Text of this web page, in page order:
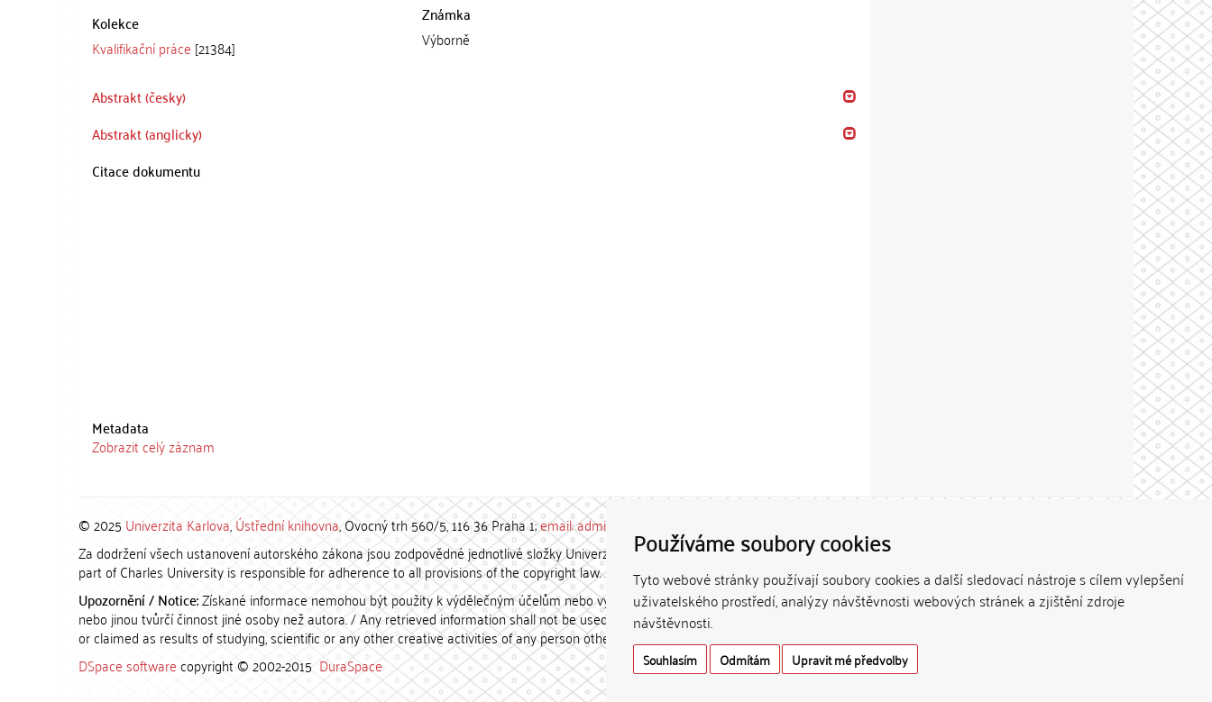
Používáme soubory cookies
Tyto webové stránky používají soubory cookies a další sledovací nástroje s cílem vylepšení
uživatelského prostředí, analýzy návštěvnosti webových stránek a zjištění zdroje
návštěvnosti.
Souhlasím Odmítám Upravit mé předvolby
Kolekce
Kvalifikační práce [21384]
Známka
Výborně
Abstrakt (česky)
Abstrakt (anglicky)
Citace dokumentu
Metadata
Zobrazit celý záznam
© 2025 Univerzita Karlova,Ústřední knihovna, Ovocný trh 560/5, 116 36 Praha 1;email: admin-repozitar [at] cuni.cz
Za dodržení všech ustanovení autorského zákona jsou zodpovědné jednotlivé složky Univerzity Karlovy. / Each constituent
part of Charles University is responsible for adherence to all provisions of the copyright law.
Upozornění / Notice:Získané informace nemohou být použity k výdělečným účelům nebo vydávány za studijní, vědeckou
nebo jinou tvůrčí činnost jiné osoby než autora. / Any retrieved information shall not be used for any commercial purposes
or claimed as results of studying, scientific or any other creative activities of any person other than the author.
DSpace softwarecopyright © 2002-2015 DuraSpace